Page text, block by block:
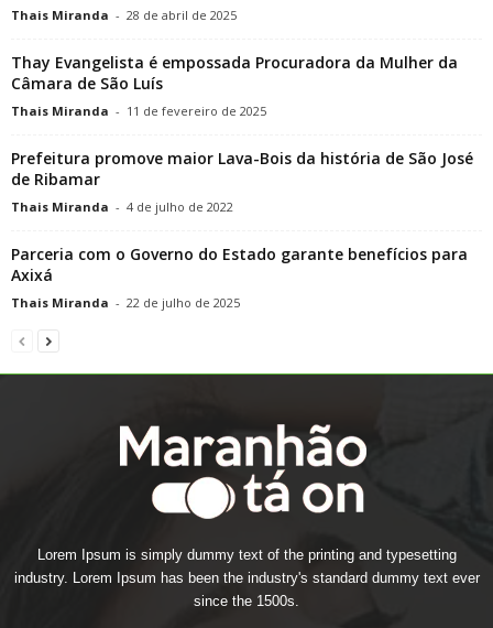
Thais Miranda - 28 de abril de 2025
Thay Evangelista é empossada Procuradora da Mulher da
Câmara de São Luís
Thais Miranda - 11 de fevereiro de 2025
Prefeitura promove maior Lava-Bois da história de São José
de Ribamar
Thais Miranda - 4 de julho de 2022
Parceria com o Governo do Estado garante benefícios para
Axixá
Thais Miranda - 22 de julho de 2025
Lorem Ipsum is simply dummy text of the printing and typesetting
industry. Lorem Ipsum has been the industry's standard dummy text ever
since the 1500s.